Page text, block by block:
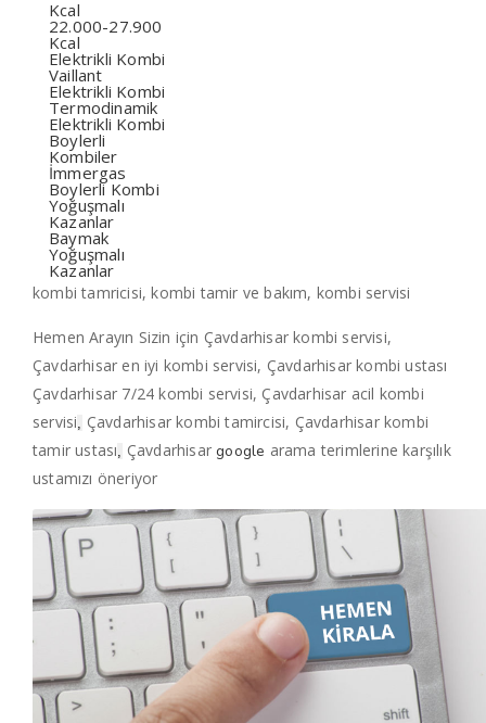
Kcal
22.000-27.900
Kcal
Elektrikli Kombi
Vaillant
Elektrikli Kombi
Termodinamik
Elektrikli Kombi
Boylerli
Kombiler
İmmergas
Boylerli Kombi
Yoğuşmalı
Kazanlar
Baymak
Yoğuşmalı
Kazanlar
kombi tamricisi, kombi tamir ve bakım, kombi servisi
Hemen Arayın Sizin için Çavdarhisar kombi servisi,
Çavdarhisar en iyi kombi servisi, Çavdarhisar kombi ustası
Çavdarhisar 7/24 kombi servisi, Çavdarhisar acil kombi
servisi, Çavdarhisar kombi tamircisi, Çavdarhisar kombi
tamir ustası, Çavdarhisargoogle arama terimlerine karşılık
ustamızı öneriyor